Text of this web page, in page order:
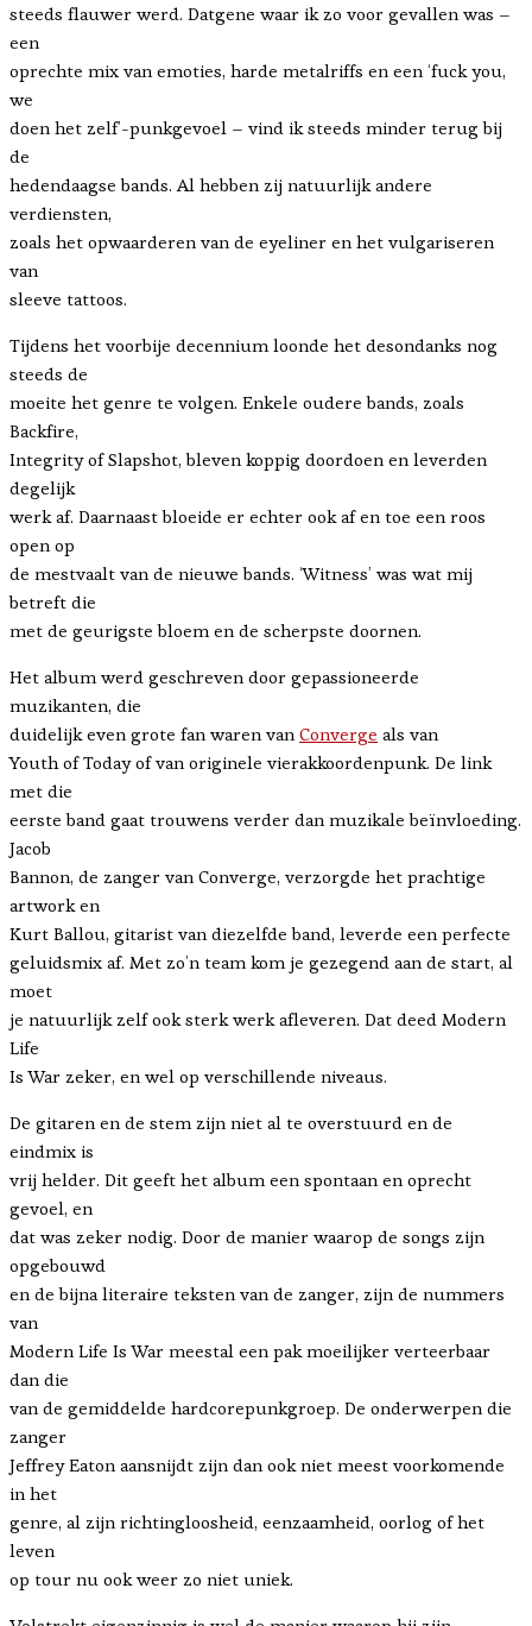
steeds flauwer werd. Datgene waar ik zo voor gevallen was –
een
oprechte mix van emoties, harde metalriffs en een ‘fuck you,
we
doen het zelf’-punkgevoel – vind ik steeds minder terug bij
de
hedendaagse bands. Al hebben zij natuurlijk andere
verdiensten,
zoals het opwaarderen van de eyeliner en het vulgariseren
van
sleeve tattoos.
Tijdens het voorbije decennium loonde het desondanks nog
steeds de
moeite het genre te volgen. Enkele oudere bands, zoals
Backfire,
Integrity of Slapshot, bleven koppig doordoen en leverden
degelijk
werk af. Daarnaast bloeide er echter ook af en toe een roos
open op
de mestvaalt van de nieuwe bands. ‘Witness’ was wat mij
betreft die
met de geurigste bloem en de scherpste doornen.
Het album werd geschreven door gepassioneerde
muzikanten, die
duidelijk even grote fan waren van Converge als van
Youth of Today of van originele vierakkoordenpunk. De link
met die
eerste band gaat trouwens verder dan muzikale beïnvloeding.
Jacob
Bannon, de zanger van Converge, verzorgde het prachtige
artwork en
Kurt Ballou, gitarist van diezelfde band, leverde een perfecte
geluidsmix af. Met zo’n team kom je gezegend aan de start, al
moet
je natuurlijk zelf ook sterk werk afleveren. Dat deed Modern
Life
Is War zeker, en wel op verschillende niveaus.
De gitaren en de stem zijn niet al te overstuurd en de
eindmix is
vrij helder. Dit geeft het album een spontaan en oprecht
gevoel, en
dat was zeker nodig. Door de manier waarop de songs zijn
opgebouwd
en de bijna literaire teksten van de zanger, zijn de nummers
van
Modern Life Is War meestal een pak moeilijker verteerbaar
dan die
van de gemiddelde hardcorepunkgroep. De onderwerpen die
zanger
Jeffrey Eaton aansnijdt zijn dan ook niet meest voorkomende
in het
genre, al zijn richtingloosheid, eenzaamheid, oorlog of het
leven
op tour nu ook weer zo niet uniek.